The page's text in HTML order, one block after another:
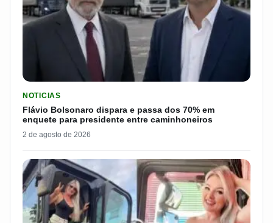
NOTICIAS
Flávio Bolsonaro dispara e passa dos 70% em
enquete para presidente entre caminhoneiros
2 de agosto de 2026